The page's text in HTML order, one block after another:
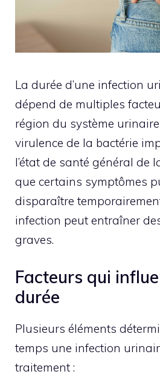
La durée d’une infection
dépend de multiples
région du système
virulence de la bactérie
l’état de santé général de
que certains symptômes
disparaître
infection peut entraîner
graves.
Facteurs qui
durée
Plusieurs éléments
temps une infection
traitement :